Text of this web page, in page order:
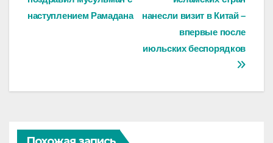
по
нанесли визит в Китай –
впервые после
июльских беспорядков
наступлением Рамадана